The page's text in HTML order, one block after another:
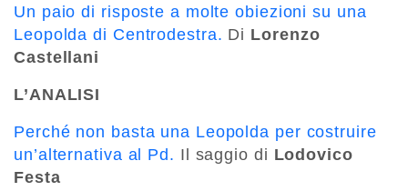
Un paio di risposte a molte obiezioni su una
Leopolda di Centrodestra. Di Lorenzo
Castellani
L’ANALISI
Perché non basta una Leopolda per costruire
un’alternativa al Pd. Il saggio di Lodovico
Festa